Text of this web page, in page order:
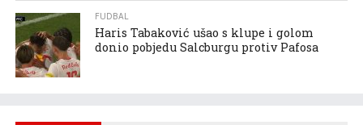
FUDBAL
Haris Tabaković ušao s klupe i golom
donio pobjedu Salcburgu protiv Pafosa